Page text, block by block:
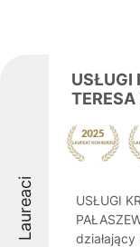
Laureaci
USŁUGI
USŁUGI